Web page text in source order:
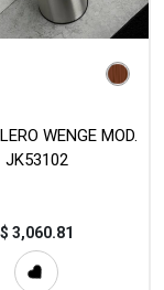
WENGE MOD.
JK53102
$ 3,060.81